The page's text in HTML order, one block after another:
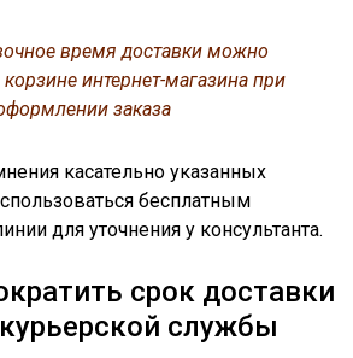
время доставки можно
интернет-магазина при
заказа
касательно указанных
бесплатным
для уточнения у консультанта.
срок доставки
службы